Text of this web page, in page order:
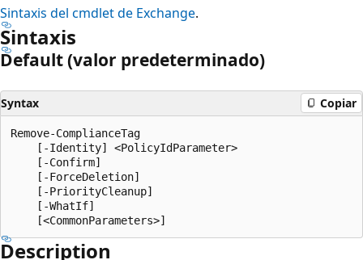
Sintaxis del cmdlet de Exchange.
Sintaxis
Default (valor predeterminado)
Syntax Copiar
Remove-ComplianceTag
    [-Identity] <PolicyIdParameter>
    [-Confirm]
    [-ForceDeletion]
    [-PriorityCleanup]
    [-WhatIf]
Description